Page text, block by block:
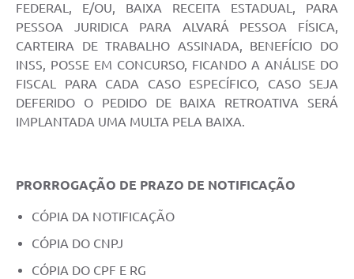
FEDERAL, E/OU, BAIXA RECEITA ESTADUAL, PARA
PESSOA JURIDICA PARA ALVARÁ PESSOA FÍSICA,
CARTEIRA DE TRABALHO ASSINADA, BENEFÍCIO DO
INSS, POSSE EM CONCURSO, FICANDO A ANÁLISE DO
FISCAL PARA CADA CASO ESPECÍFICO, CASO SEJA
DEFERIDO O PEDIDO DE BAIXA RETROATIVA SERÁ
IMPLANTADA UMA MULTA PELA BAIXA.
PRORROGAÇÃO DE PRAZO DE NOTIFICAÇÃO
CÓPIA DA NOTIFICAÇÃO
CÓPIA DO CNPJ
CÓPIA DO CPF E RG